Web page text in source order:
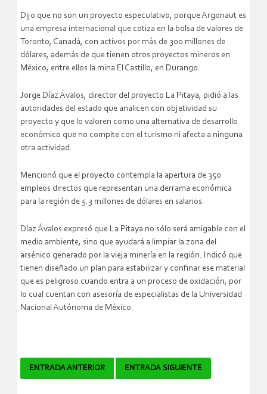
Dijo que no son un proyecto especulativo, porque Argonaut es
una empresa internacional que cotiza en la bolsa de valores de
Toronto, Canadá, con activos por más de 300 millones de
dólares, además de que tienen otros proyectos mineros en
México, entre ellos la mina El Castillo, en Durango.
Jorge Díaz Ávalos, director del proyecto La Pitaya, pidió a las
autoridades del estado que analicen con objetividad su
proyecto y que lo valoren como una alternativa de desarrollo
económico que no compite con el turismo ni afecta a ninguna
otra actividad.
Mencionó que el proyecto contempla la apertura de 350
empleos directos que representan una derrama económica
para la región de 5.3 millones de dólares en salarios.
Díaz Ávalos expresó que La Pitaya no sólo será amigable con el
medio ambiente, sino que ayudará a limpiar la zona del
arsénico generado por la vieja minería en la región. Indicó que
tienen diseñado un plan para estabilizar y confinar ese material
que es peligroso cuando entra a un proceso de oxidación, por
lo cual cuentan con asesoría de especialistas de la Universidad
Nacional Autónoma de México.
Navegador
ENTRADA ANTERIOR ENTRADA SIGUIENTE